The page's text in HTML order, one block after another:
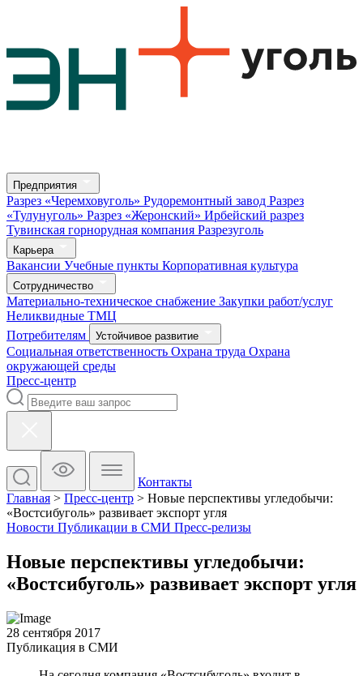
Предприятия
Разрез «Черемховуголь» Рудоремонтный завод Разрез
«Тулунуголь» Разрез «Жеронский» Ирбейский разрез
Тувинская горнорудная компания Разрезуголь
Карьера
Вакансии Учебные пункты Корпоративная культура
Сотрудничество
Материально-техническое снабжение Закупки работ/услуг
Неликвидные ТМЦ
Потребителям
Устойчивое развитие
Социальная ответственность Охрана труда Охрана
окружающей среды
Пресс-центр
Контакты
Главная > Пресс-центр > Новые перспективы угледобычи:
«Востсибуголь» развивает экспорт угля
Новости Публикации в СМИ Пресс-релизы
Новые перспективы угледобычи:
«Востсибуголь» развивает экспорт угля
28 сентября 2017
Публикация в СМИ